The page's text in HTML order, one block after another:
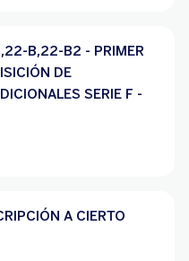
B,22-B2 - PRIMER
DE
SERIE F -
A CIERTO